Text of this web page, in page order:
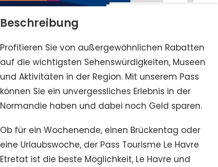
Beschreibung
Profitieren Sie von außergewöhnlichen Rabatten
auf die wichtigsten Sehenswürdigkeiten, Museen
und Aktivitäten in der Region. Mit unserem Pass
können Sie ein unvergessliches Erlebnis in der
Normandie haben und dabei noch Geld sparen.
Ob für ein Wochenende, einen Brückentag oder
eine Urlaubswoche, der Pass Tourisme Le Havre
Etretat ist die beste Möglichkeit, Le Havre und